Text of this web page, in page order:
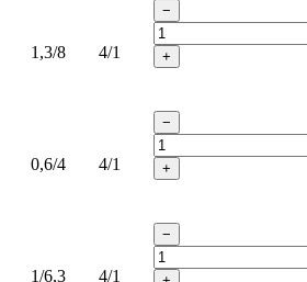
1,3/8 4/1
−
+
0,6/4 4/1
−
+
1/6,3 4/1
−